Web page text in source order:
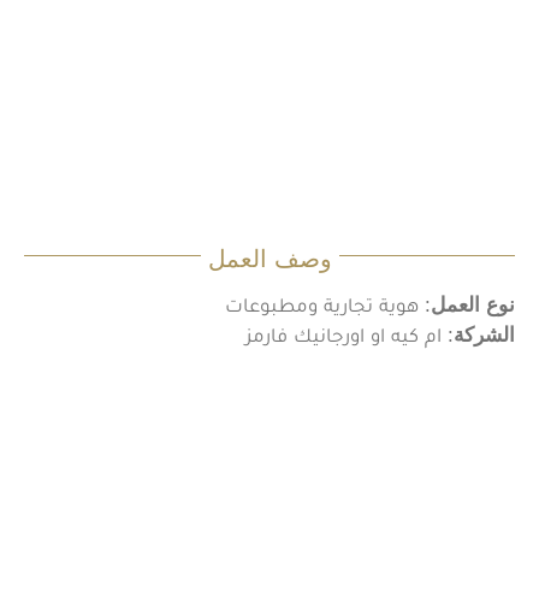
وصف العمل
نوع العمل: هوية تجارية ومطبوعات
الشركة: ام كيه او اورجانيك فارمز